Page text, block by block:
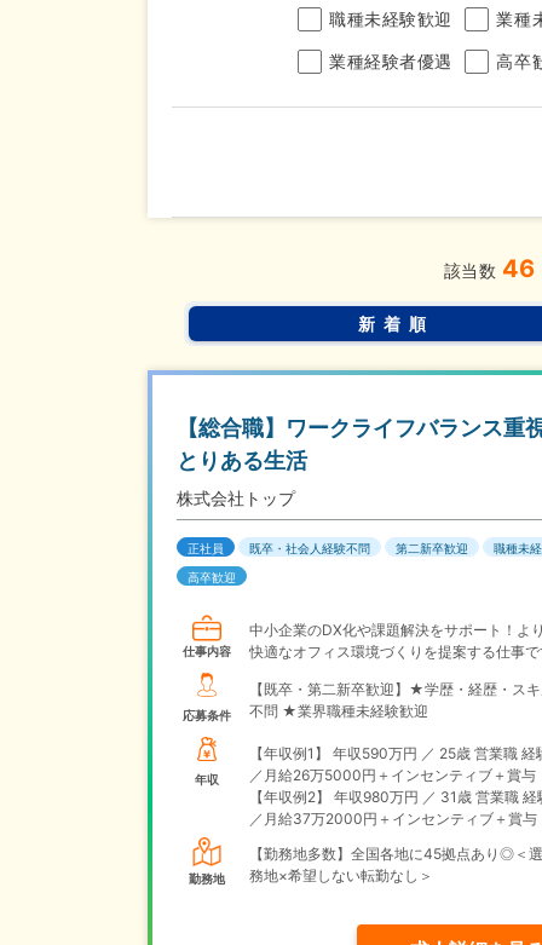
職種未経験歓迎 業種
業種経験者優遇 高卒
完全週休2日制 年間
土日面接OK 書類選
該当数 46
新着順
【総合職】ワークライフバランス
とりある生活
株式会社トップ
正社員 既卒・社会人経験不問 第二新卒歓迎
職種未
高卒歓迎
仕事内容
中小企業のDX化や課題解決をサポート！よ
快適なオフィス環境づくりを提案する仕事
応募条件
【既卒・第二新卒歓迎】★学歴・経歴・ス
不問 ★業界職種未経験歓迎
年収
【年収例1】
年収590万円 ／ 25歳 営業職 経
／月給26万5000円＋インセンティブ＋賞与
【年収例2】
年収980万円 ／ 31歳 営業職 経
／月給37万2000円＋インセンティブ＋賞与
勤務地
【勤務地多数】全国各地に45拠点あり◎＜
務地×希望しない転勤なし＞